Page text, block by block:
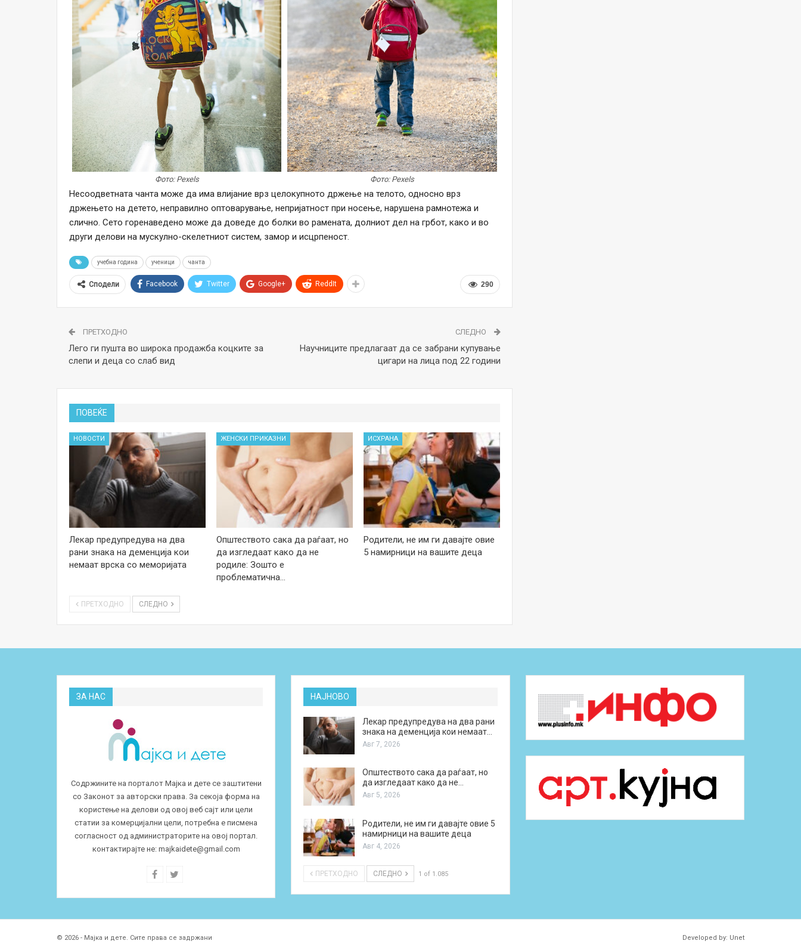
Фото: Pexels Фото: Pexels
Несоодветната чанта може да има влијание врз целокупното држење на телото, односно врз
држењето на детето, неправилно оптоварување, непријатност при носење, нарушена рамнотежа и
слично. Сето горенаведено може да доведе до болки во рамената, долниот дел на грбот, како и во
други делови на мускулно-скелетниот систем, замор и исцрпеност.
учебна година ученици чанта
290
Сподели Facebook Twitter Google+ ReddIt
ПРЕТХОДНО
Лего ги пушта во широка продажба коцките за
слепи и деца со слаб вид
СЛЕДНО
Научниците предлагаат да се забрани купување
цигари на лица под 22 години
ПОВЕЌЕ
НОВОСТИ
Лекар предупредува на два
рани знака на деменција кои
немаат врска со меморијата
ЖЕНСКИ ПРИКАЗНИ
Општеството сака да раѓаат, но
да изгледаат како да не
родиле: Зошто е
проблематична…
ИСХРАНА
Родители, не им ги давајте овие
5 намирници на вашите деца
ПРЕТХОДНО СЛЕДНО
ЗА НАС
Содржините на порталот Мајка и дете се заштитени
со Законот за авторски права. За секоја форма на
користење на делови од овој веб сајт или цели
статии за комерцијални цели, потребна е писмена
согласност од администраторите на овој портал.
контактирајте не: majkaidete@gmail.com
НАЈНОВО
Лекар предупредува на два рани
знака на деменција кои немаат…
Авг 7, 2026
Општеството сака да раѓаат, но
да изгледаат како да не…
Авг 5, 2026
Родители, не им ги давајте овие 5
намирници на вашите деца
Авг 4, 2026
ПРЕТХОДНО СЛЕДНО 1 of 1.085
© 2026 - Мајка и дете. Сите права се задржани Developed by: Unet